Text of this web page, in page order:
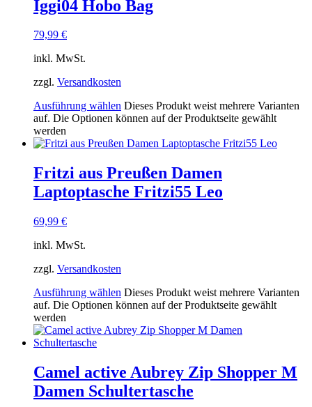
Iggi04 Hobo Bag
79,99 €
inkl. MwSt.
zzgl. Versandkosten
Ausführung wählen Dieses Produkt weist mehrere Varianten
auf. Die Optionen können auf der Produktseite gewählt
werden
Fritzi aus Preußen Damen
Laptoptasche Fritzi55 Leo
69,99 €
inkl. MwSt.
zzgl. Versandkosten
Ausführung wählen Dieses Produkt weist mehrere Varianten
auf. Die Optionen können auf der Produktseite gewählt
werden
Camel active Aubrey Zip Shopper M
Damen Schultertasche